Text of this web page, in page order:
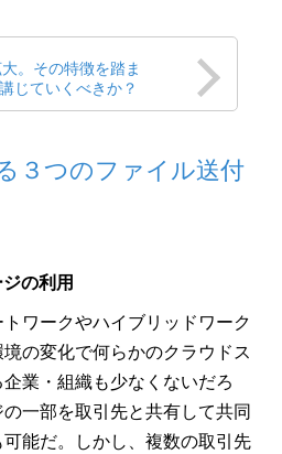
。その特徴を踏ま
じていくべきか？
３つのファイル送付
の利用
ワークやハイブリッドワーク
の変化で何らかのクラウドス
業・組織も少なくないだろ
一部を取引先と共有して共同
能だ。しかし、複数の取引先